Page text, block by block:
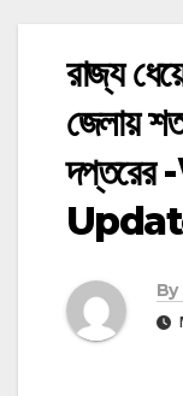
রাজ্য
জেলায়
By